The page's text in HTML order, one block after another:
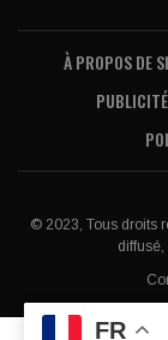
À PROPOS DE
PUBLICITÉ
© 2023, Tous droits
FR